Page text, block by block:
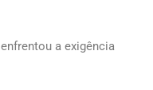
a exigência